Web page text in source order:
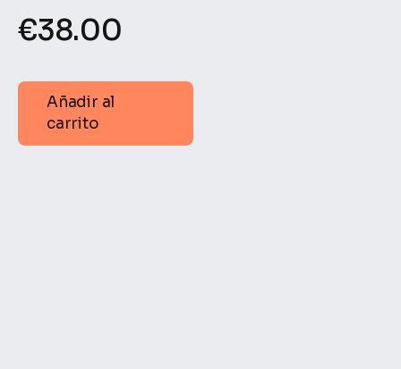
€38.00
Añadir al
carrito